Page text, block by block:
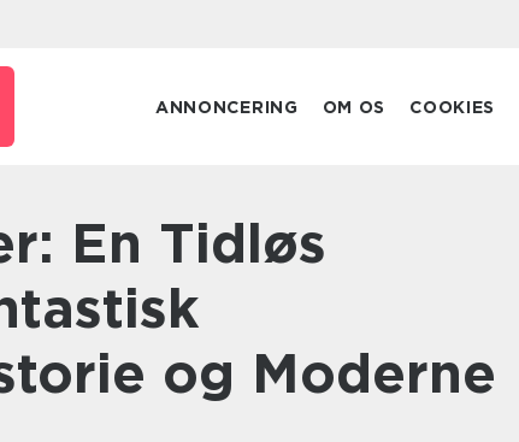
ANNONCERING OM OS COOKIES
og Moderne